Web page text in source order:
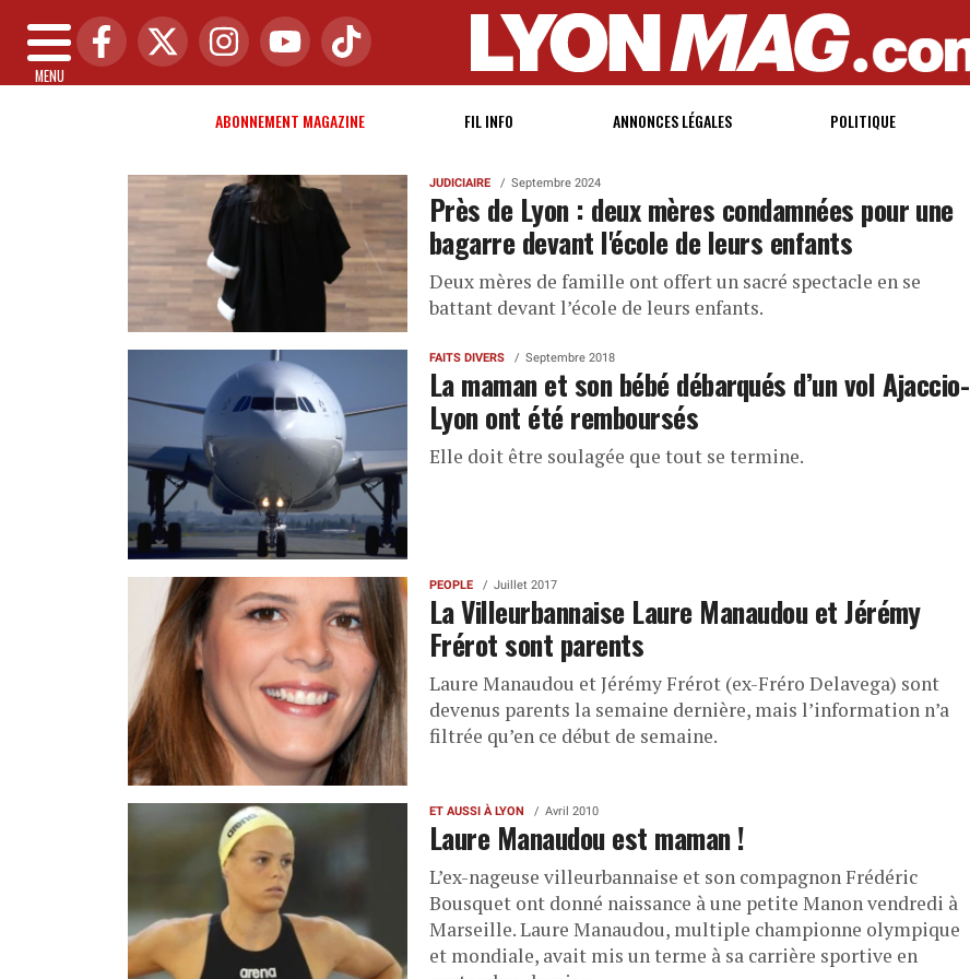
MENU
ABONNEMENT MAGAZINE FIL INFO ANNONCES LÉGALES POLITIQUE
JUDICIAIRE Septembre 2024
Près de Lyon : deux mères condamnées pour une
bagarre devant l'école de leurs enfants
Deux mères de famille ont offert un sacré spectacle en se
battant devant l’école de leurs enfants.
FAITS DIVERS Septembre 2018
La maman et son bébé débarqués d’un vol Ajaccio-
Lyon ont été remboursés
Elle doit être soulagée que tout se termine.
PEOPLE Juillet 2017
La Villeurbannaise Laure Manaudou et Jérémy
Frérot sont parents
Laure Manaudou et Jérémy Frérot (ex-Fréro Delavega) sont
devenus parents la semaine dernière, mais l’information n’a
filtrée qu’en ce début de semaine.
ET AUSSI À LYON Avril 2010
Laure Manaudou est maman !
L’ex-nageuse villeurbannaise et son compagnon Frédéric
Bousquet ont donné naissance à une petite Manon vendredi à
Marseille. Laure Manaudou, multiple championne olympique
et mondiale, avait mis un terme à sa carrière sportive en